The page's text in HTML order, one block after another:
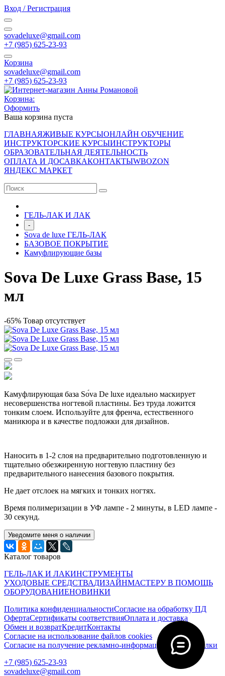
Вход / Регистрация
sovadeluxe@gmail.com
‭+7 (985) 625-23-93‬
Корзина
sovadeluxe@gmail.com
‭+7 (985) 625-23-93‬
Корзина:
Оформить
Ваша корзина пуста
ГЛАВНАЯЖИВЫЕ КУРСЫОНЛАЙН ОБУЧЕНИЕ
ИНСТРУКТОРСКИЕ КУРСЫИНСТРУКТОРЫ
ОБРАЗОВАТЕЛЬНАЯ ДЕЯТЕЛЬНОСТЬ
ОПЛАТА И ДОСАВКАКОНТАКТЫWBOZON
ЯНДЕКС МАРКЕТ
ГЕЛЬ-ЛАК И ЛАК
-
Sova de luxe ГЕЛЬ-ЛАК
БАЗОВОЕ ПОКРЫТИЕ
Камуфлирующие базы
Sova De Luxe Grass Base, 15
мл
-65% Товар отсутствует
Камуфлирующая база Sо́va De luxe идеально маскирует
несовершенства ногтевой пластины. Без труда ложится
тонким слоем. Используйте для френча, естественного
маникюра и в качестве подложки для дизайнов.
Наносить в 1-2 слоя на предварительно подготовленную и
тщательно обезжиренную ногтевую пластину без
предварительного нанесения базового покрытия.
Не дает отслоек на мягких и тонких ногтях.
Время полимеризации в УФ лампе - 2 минуты, в LED лампе -
30 секунд.
Уведомите меня о наличии
Каталог товаров
ГЕЛЬ-ЛАК И ЛАКИНСТРУМЕНТЫ
УХОДОВЫЕ СРЕДСТВАДИЗАЙНМАСТЕРУ В ПОМОЩЬ
ОБОРУДОВАНИЕНОВИНКИ
Политика конфиденциальностиСогласие на обработку ПД
ОфертаСертификаты соответствияОплата и доставка
Обмен и возвратКредитКонтакты
Согласие на использование файлов cookies
Согласие на получение рекламно-информационной рассылки
‭+7 (985) 625-23-93‬
sovadeluxe@gmail.com